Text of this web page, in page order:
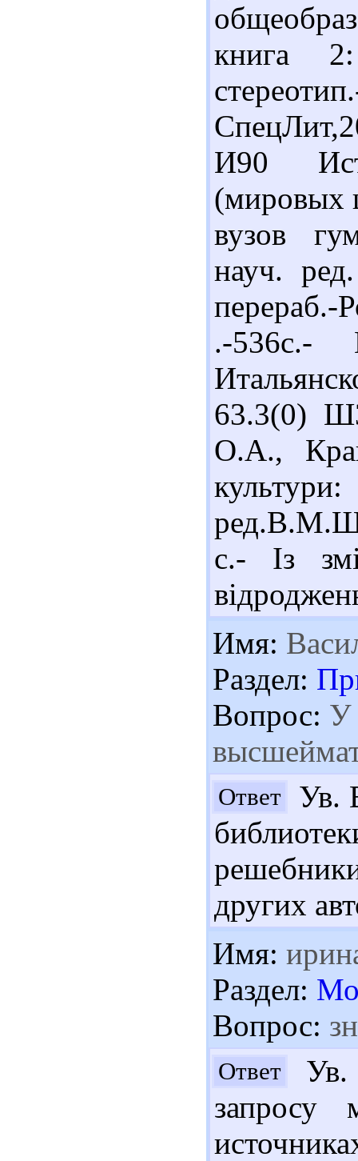
книга
И90
(мировых
вузов
науч.
.-
63.3(0)
О.А.,
с.- Із
Имя:
Раздел:
Вопрос: У
Ответ
Ув.
других
Имя:
Раздел:
Вопрос:
Ответ